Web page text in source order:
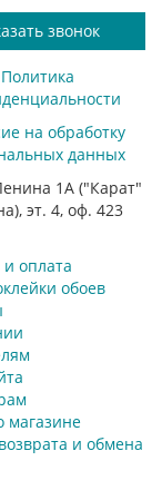
звонок
Политика
на обработку
данных
1А ("Карат"
эт. 4, оф. 423
и оплата
обоев
магазине
и обмена